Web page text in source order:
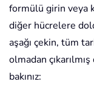
formülü girin veya
diğer hücrelere
aşağı çekin, tüm
olmadan
bakınız: